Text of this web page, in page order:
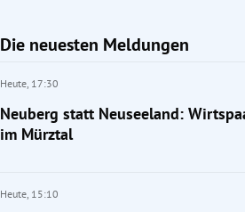
Die neuesten Meldungen
Heute, 17:30
Neuberg statt Neuseeland:
im Mürztal
Heute, 15:10